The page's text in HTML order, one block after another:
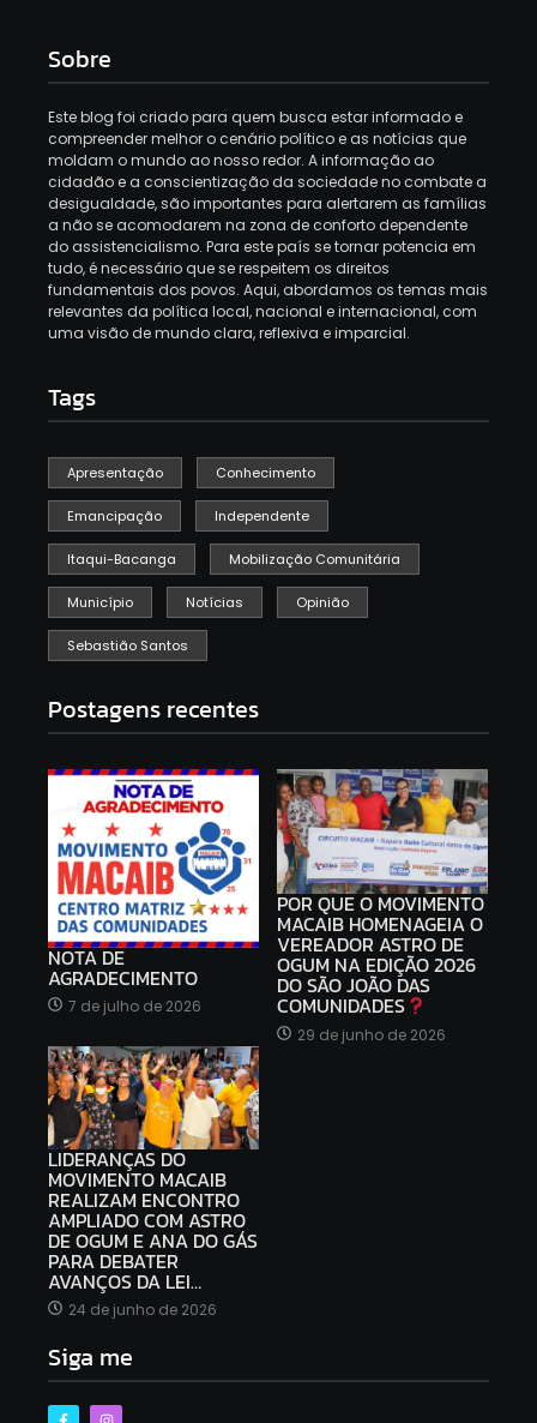
Sobre
Este blog foi criado para quem busca estar informado e
compreender melhor o cenário político e as notícias que
moldam o mundo ao nosso redor. A informação ao
cidadão e a conscientização da sociedade no combate a
desigualdade, são importantes para alertarem as famílias
a não se acomodarem na zona de conforto dependente
do assistencialismo. Para este país se tornar potencia em
tudo, é necessário que se respeitem os direitos
fundamentais dos povos. Aqui, abordamos os temas mais
relevantes da política local, nacional e internacional, com
uma visão de mundo clara, reflexiva e imparcial.
Tags
Apresentação Conhecimento
Emancipação Independente
Itaqui-Bacanga Mobilização Comunitária
Município Notícias Opinião
Sebastião Santos
Postagens recentes
NOTA DE
AGRADECIMENTO
7 de julho de 2026
POR QUE O MOVIMENTO
MACAIB HOMENAGEIA O
VEREADOR ASTRO DE
OGUM NA EDIÇÃO 2026
DO SÃO JOÃO DAS
COMUNIDADES
29 de junho de 2026
LIDERANÇAS DO
MOVIMENTO MACAIB
REALIZAM ENCONTRO
AMPLIADO COM ASTRO
DE OGUM E ANA DO GÁS
PARA DEBATER
AVANÇOS DA LEI…
24 de junho de 2026
Siga me